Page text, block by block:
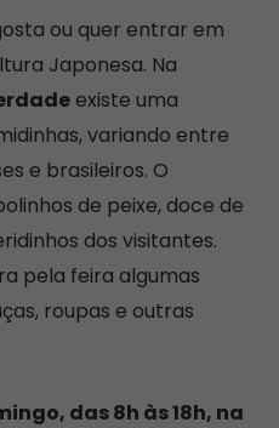
ou quer entrar em
Japonesa. Na
existe uma
variando entre
e brasileiros. O
de peixe, doce de
dos visitantes.
pela feira algumas
roupas e outras
das 8h às 18h, na